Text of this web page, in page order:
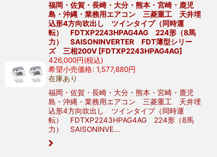
福岡・佐賀・長崎・大分・熊本・宮崎・鹿児
島・沖縄・業務用エアコン 三菱重工 天井埋
込形4方向吹出し ツインタイプ（同時運
転） FDTXP2243HPAG4AG 224形（8馬
力） SAISONINVERTER FDT薄型シリー
ズ 三相200V [FDTXP2243HPAG4AG]
426,000円(税込)
希望小売価格: 1,577,880円
在庫あり
福岡・佐賀・長崎・大分・熊本・宮崎・鹿児
島・沖縄・業務用エアコン 三菱重工 天井埋
込形4方向吹出し ツインタイプ（同時運
転） FDTXP2243HPAG4AG 224形（8馬
力） SAISONINVE…